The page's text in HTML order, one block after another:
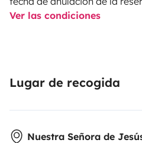
Ver las condiciones
Lugar de recogida
Nuestra Señora de